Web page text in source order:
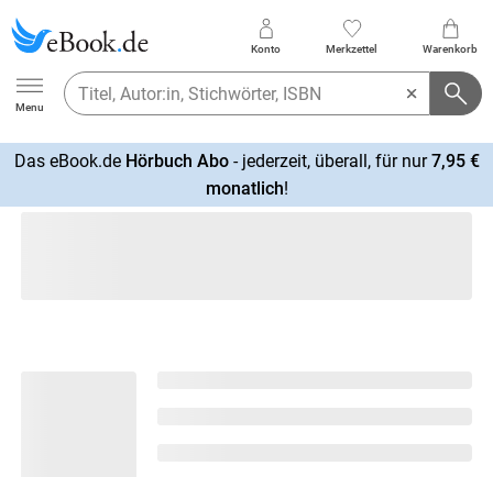
Ebook.de
Menu
Konto Merkzettel Warenkorb
Das eBook.de Hörbuch Abo- jederzeit, überall, für nur7,95 €
monatlich!